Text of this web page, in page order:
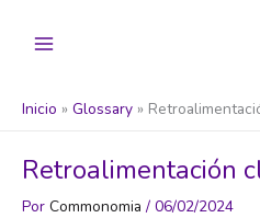
Inicio Glossary
Retroalimentación
Por Commonomia / 06/02/2024